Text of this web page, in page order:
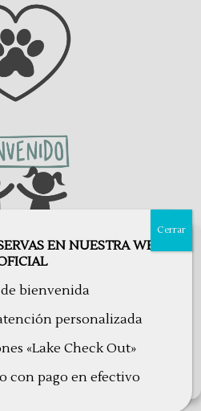
nuestro sitio web y nuestro servicio.
de PrivacidadAvisos Legales
EN NUESTRA WEB
bienvenida
personalizada
«Lake Check Out»
con pago en efectivo
Cerrar